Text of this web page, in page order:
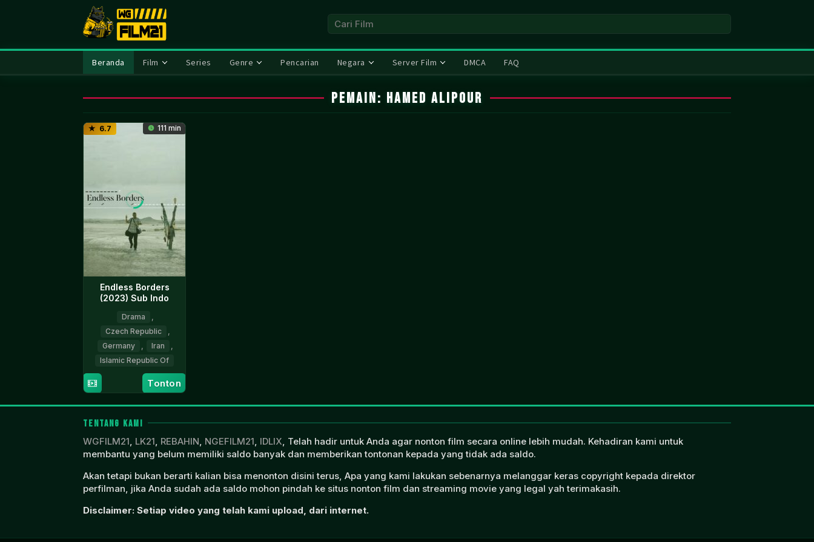
Beranda Film Series Genre Pencarian Negara Server Film DMCA FAQ
Pemain: Hamed Alipour
6.7 111 min
Endless Borders
(2023) Sub Indo
Drama
,
Czech Republic
,
Germany
, Iran
,
Islamic Republic Of
Feb
2023
Abbas
Amini
Tonton
TENTANG KAMI
WGFILM21, LK21, REBAHIN, NGEFILM21, IDLIX, Telah hadir untuk Anda agar nonton film secara online lebih mudah. Kehadiran kami untuk
membantu yang belum memiliki saldo banyak dan memberikan tontonan kepada yang tidak ada saldo.
Akan tetapi bukan berarti kalian bisa menonton disini terus, Apa yang kami lakukan sebenarnya melanggar keras copyright kepada direktor
perfilman, jika Anda sudah ada saldo mohon pindah ke situs nonton film dan streaming movie yang legal yah terimakasih.
Disclaimer: Setiap video yang telah kami upload, dari internet.